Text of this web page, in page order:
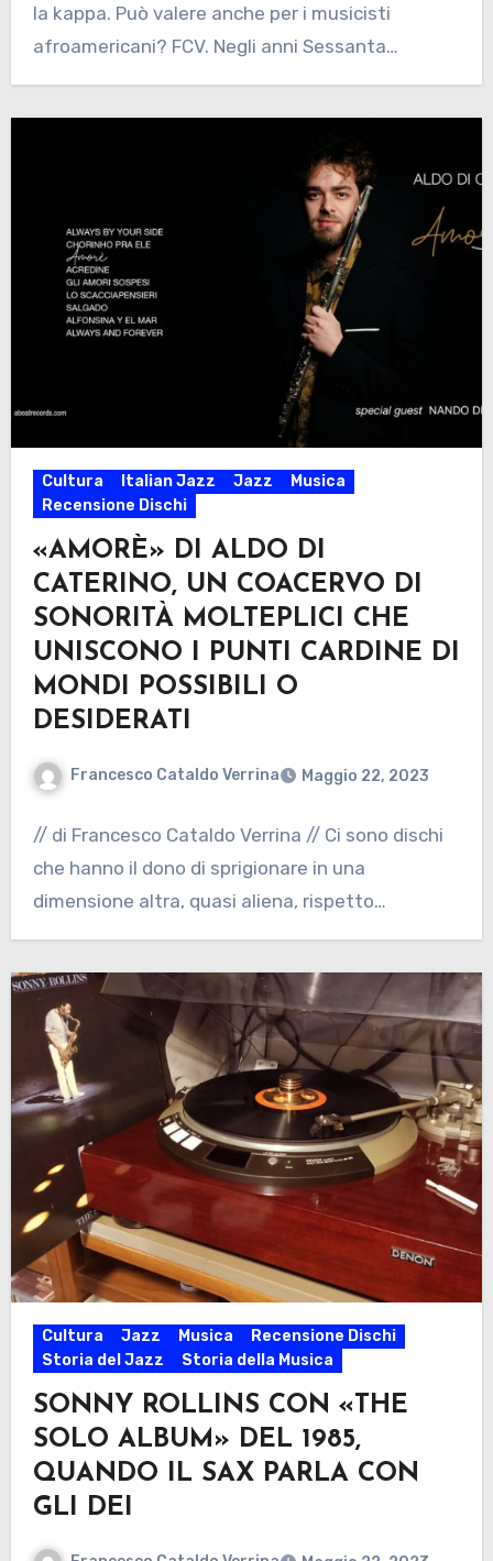
la kappa. Può valere anche per i musicisti
afroamericani? FCV. Negli anni Sessanta…
Cultura Italian Jazz Jazz
Musica
Recensione Dischi
«AMORÈ» DI ALDO DI
CATERINO, UN COACERVO DI
SONORITÀ MOLTEPLICI CHE
UNISCONO I PUNTI CARDINE DI
MONDI POSSIBILI O
DESIDERATI
Francesco Cataldo Verrina Maggio 22, 2023
// di Francesco Cataldo Verrina // Ci sono dischi
che hanno il dono di sprigionare in una
dimensione altra, quasi aliena, rispetto…
Cultura Jazz Musica
Recensione Dischi
Storia del Jazz
Storia della Musica
SONNY ROLLINS CON «THE
SOLO ALBUM» DEL 1985,
QUANDO IL SAX PARLA CON
GLI DEI